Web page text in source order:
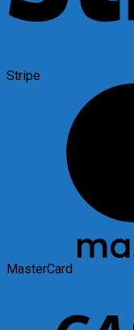
Stripe
MasterCard